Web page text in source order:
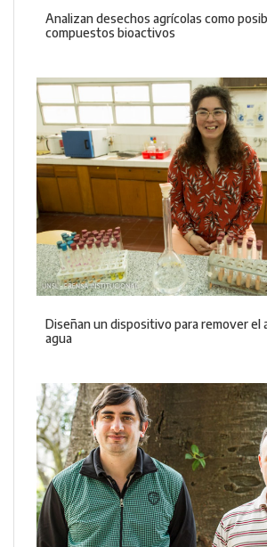
Analizan desechos agrícolas como
compuestos bioactivos
Diseñan un dispositivo para remover el
agua